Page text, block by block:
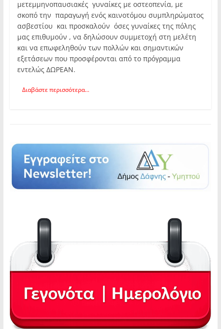
μετεμμηνοπαυσιακές γυναίκες με οστεοπενία, με
σκοπό την παραγωγή ενός καινοτόμου συμπληρώματος
ασβεστίου και προσκαλούν όσες γυναίκες της πόλης
μας επιθυμούν , να δηλώσουν συμμετοχή στη μελέτη
και να επωφεληθούν των πολλών και σημαντικών
εξετάσεων που προσφέρονται από το πρόγραμμα
εντελώς ΔΩΡΕΑΝ.
Διαβάστε περισσότερα...